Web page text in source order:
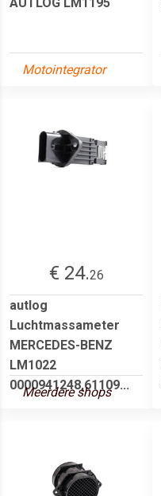
Motointegrator
€ 24.26
autlog
Luchtmassameter
MERCEDES-BENZ
LM1022
0000941248,61109...
Meerdere shops